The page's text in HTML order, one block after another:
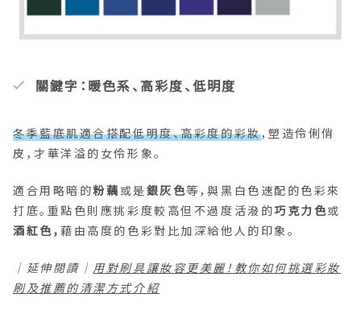
關鍵字：暖色系、高彩度、低明度
冬季藍底肌適合搭配低明度、高彩度的彩妝，塑造伶俐俏
皮，才華洋溢的女伶形象。
適合用略暗的粉藕 或是銀灰色等，與黑白色速配的色彩來
打底。重點色則應挑彩度較高但不過度活潑的巧克力色或
酒紅色，藉由高度的色彩對比加深給他人的印象。
｜延伸閱讀｜ 用對刷具讓妝容更美麗！教你如何挑選彩妝
刷及推薦的清潔方式介紹